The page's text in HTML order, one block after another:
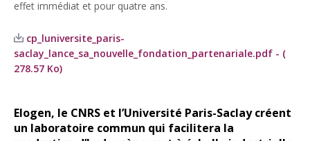
effet immédiat et pour quatre ans.
cp_luniversite_paris-
saclay_lance_sa_nouvelle_fondation_partenariale.pdf - (
278.57 Ko)
Elogen, le CNRS et l’Université Paris-Saclay créent
un laboratoire commun qui facilitera la